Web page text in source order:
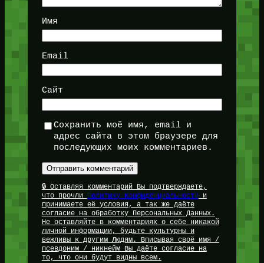
Имя
Email
Сайт
Сохранить моё имя, email и
адрес сайта в этом браузере для
последующих моих комментариев.
🔒 Оставляя комментарий Вы подтверждаете,
что прочли Политику Конфиденциальностии
принимаете её условия, а так же даёте
согласие на обработку Персональных Данных.
Не оставляйте в комментариях о себе никакой
личной информации, будьте культурны и
вежливы к другим Людям. Вписывая своё имя /
псевдоним / никнейм Вы даёте согласие на
то, что они будут видны всем.